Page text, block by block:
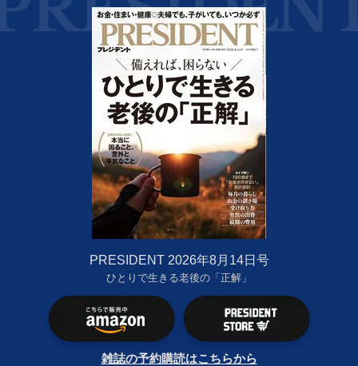
PRESIDENT 2026年8月14日号
ひとりで生きる老後の「正解」
雑誌の予約購読はこちらから